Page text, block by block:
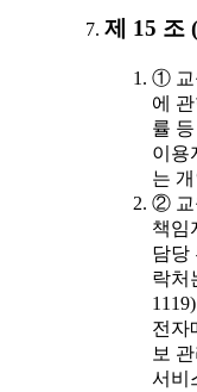
제 15 조
① 교
에
률
이용
는
② 교
책임
담당
락처
전자
보
서비